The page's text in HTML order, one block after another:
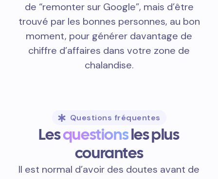
de “remonter sur Google”, mais d’être
trouvé par les bonnes personnes, au bon
moment, pour générer davantage de
chiffre d’affaires dans votre zone de
chalandise.
Questions fréquentes
Lesquestionsles plus
courantes
Il est normal d’avoir des doutes avant de